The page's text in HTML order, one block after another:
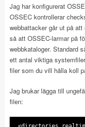
Jag har konfigurerat
OSSEC kontrollerar
webbattacker går ut på
så att OSSEC-larmar på
webbkataloger. Standard
ett antal viktiga
filer som du vill hålla koll
Jag brukar lägga till
filen: